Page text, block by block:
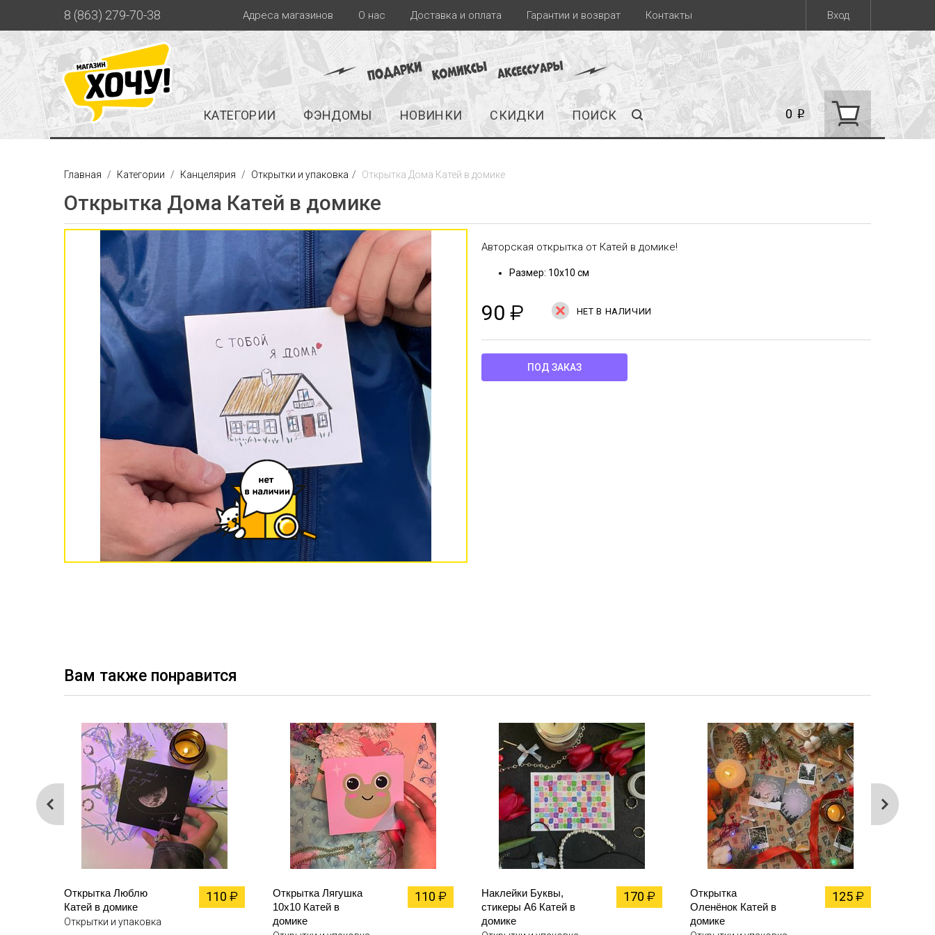
Вход
8 (863) 279-70-38 Адреса магазинов О нас Доставка и оплата Гарантии и возврат Контакты
КАТЕГОРИИ ФЭНДОМЫ НОВИНКИ СКИДКИ ПОИСК 0 i
Главная Категории Канцелярия Открытки и упаковка Открытка Дома Катей в домике
Открытка Дома Катей в домике
Авторская открытка от Катей в домике!
Размер: 10х10 см
90 ₽ НЕТ В НАЛИЧИИ
ПОД ЗАКАЗ
Вам также понравится
Открытка Люблю
Катей в домике
110 ₽
Открытки и упаковка
Открытка Лягушка
10х10 Катей в
домике
110 ₽
Наклейки Буквы,
стикеры А6 Катей в
домике
170 ₽
Открытка
Оленёнок Катей в
домике
125 ₽